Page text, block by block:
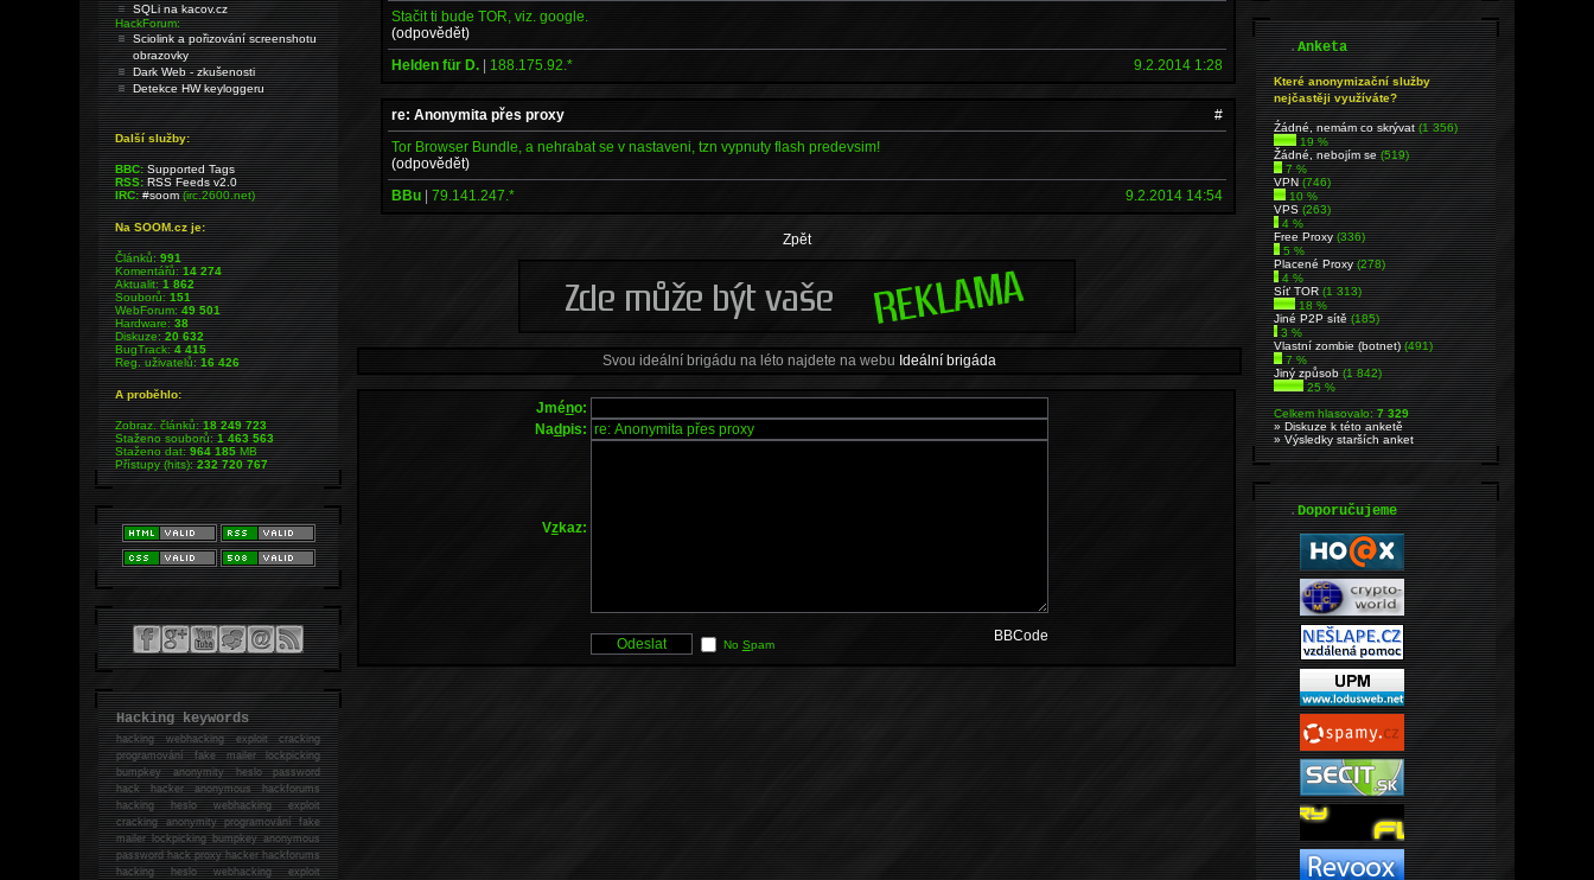
Stačit ti bude TOR, viz. google.
(odpovědět)
Helden für D. | 188.175.92.* 9.2.2014 1:28
re: Anonymita přes proxy
#
Tor Browser Bundle, a nehrabat se v nastaveni, tzn vypnuty flash predevsim!
(odpovědět)
BBu |79.141.247.* 9.2.2014 14:54
Zpět
Svou ideální brigádu na léto najdete na webu Ideální brigáda
Jméno:
Nadpis:
Vzkaz:
No Spam
BBCode
SQLi na kacov.cz
HackForum:
Sciolink a pořizování screenshotu
obrazovky
Dark Web - zkušenosti
Detekce HW keyloggeru
Další služby:
BBC: Supported Tags
RSS: RSS Feeds v2.0
IRC: #soom(irc.2600.net)
Na SOOM.cz je:
Článků:991
Komentářů:14 274
Aktualit:1 862
Souborů:151
WebForum:49 501
Hardware:38
Diskuze:20 632
BugTrack:4 415
Reg. uživatelů:16 426
A proběhlo:
Zobraz. článků:18 249 723
Staženo souborů:1 463 563
Staženo dat:964 185MB
Přístupy (hits):232 720 767
Hacking keywords
hackingwebhacking exploit cracking
programování fake mailer lockpicking
bumpkey anonymity heslo password
hackhacker anonymous hackforums
hackingheslo webhacking exploit
cracking anonymity programování fake
mailer lockpicking bumpkey anonymous
password hack proxy hacker hackforums
hacking heslo webhacking exploit
.Anketa
Které anonymizační služby
nejčastěji využíváte?
Źádné, nemám co skrývat(1 356)
19 %
Žádné, nebojím se(519)
7 %
VPN(746)
10 %
VPS(263)
4 %
Free Proxy(336)
5 %
Placené Proxy(278)
4 %
Síť TOR(1 313)
18 %
Jiné P2P sítě(185)
3 %
Vlastní zombie (botnet)(491)
7 %
Jiný způsob(1 842)
25 %
Celkem hlasovalo:7 329
» Diskuze k této anketě
» Výsledky starších anket
.Doporučujeme